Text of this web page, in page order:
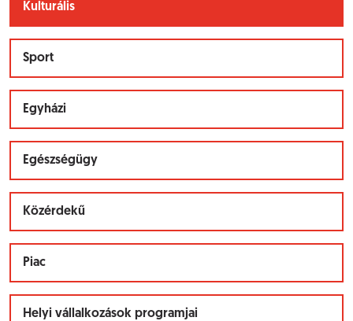
Kulturális
Sport
Egyházi
Egészségügy
Közérdekű
Piac
Helyi vállalkozások programjai